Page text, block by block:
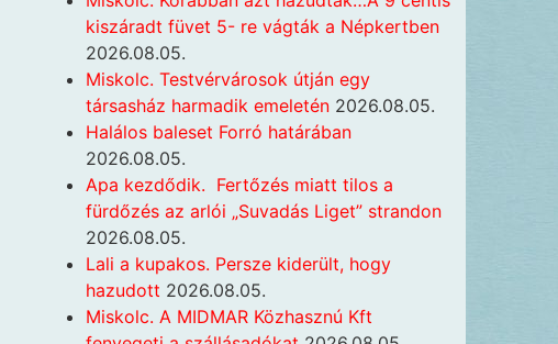
kiszáradt füvet 5- re vágták a Népkertben
2026.08.05.
Miskolc. Testvérvárosok útján egy
társasház harmadik emeletén 2026.08.05.
Halálos baleset Forró határában
2026.08.05.
Apa kezdődik. Fertőzés miatt tilos a
fürdőzés az arlói „Suvadás Liget” strandon
2026.08.05.
Lali a kupakos. Persze kiderült, hogy
hazudott 2026.08.05.
Miskolc. A MIDMAR Közhasznú Kft